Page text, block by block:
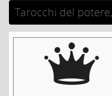
Tarocchi del